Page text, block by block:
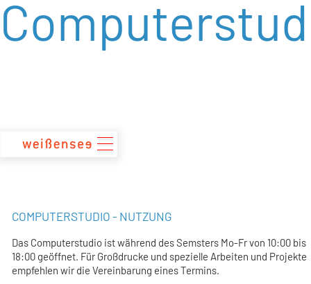
zum
Inhalt
COMPUTERSTUDIO - NUTZUNG
Das Computerstudio ist während des Semsters Mo-Fr von 10:00 bis
18:00 geöffnet. Für Großdrucke und spezielle Arbeiten und Projekte
empfehlen wir die Vereinbarung eines Termins.